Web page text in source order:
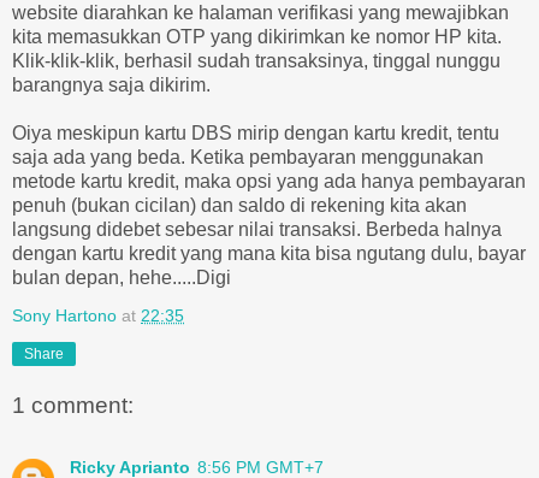
website diarahkan ke halaman verifikasi yang mewajibkan
kita memasukkan OTP yang dikirimkan ke nomor HP kita.
Klik-klik-klik, berhasil sudah transaksinya, tinggal nunggu
barangnya saja dikirim.
Oiya meskipun kartu DBS mirip dengan kartu kredit, tentu
saja ada yang beda. Ketika pembayaran menggunakan
metode kartu kredit, maka opsi yang ada hanya pembayaran
penuh (bukan cicilan) dan saldo di rekening kita akan
langsung didebet sebesar nilai transaksi. Berbeda halnya
dengan kartu kredit yang mana kita bisa ngutang dulu, bayar
bulan depan, hehe.....Digi
Sony Hartono at 22:35
Share
1 comment:
Ricky Aprianto 8:56 PM GMT+7